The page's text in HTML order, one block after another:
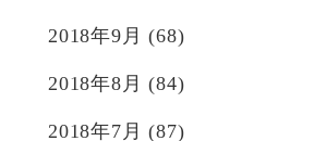
2018年9月 (68)
2018年8月 (84)
2018年7月 (87)